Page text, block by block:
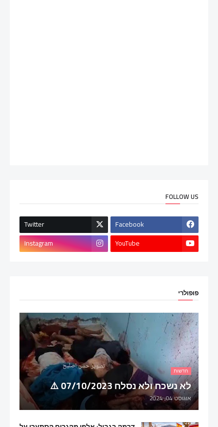
FOLLOW US
Facebook
Twitter
YouTube
Instagram
פופולרי
חדשות
לא נשכח ולא נסלח 07/10/2023 ⚠️
אוגוסט 04, 2024